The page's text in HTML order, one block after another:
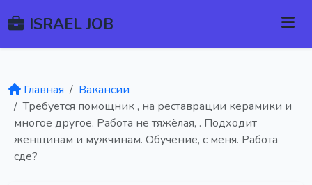
ISRAEL JOB
Главная
Вакансии
Требуется помощник , на реставрации керамики и
многое другое. Работа не тяжёлая, . Подходит
женщинам и мужчинам. Обучение, с меня. Работа
сде?